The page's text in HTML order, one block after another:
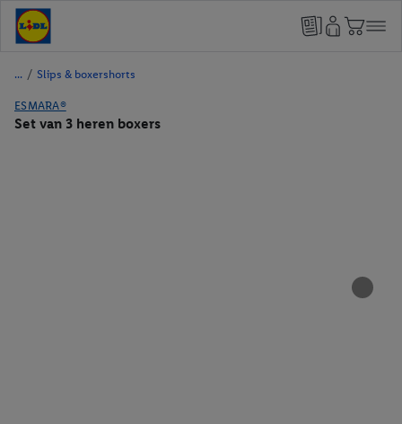
/ Slips & boxershorts
ESMARA®
Set van 3 heren boxers